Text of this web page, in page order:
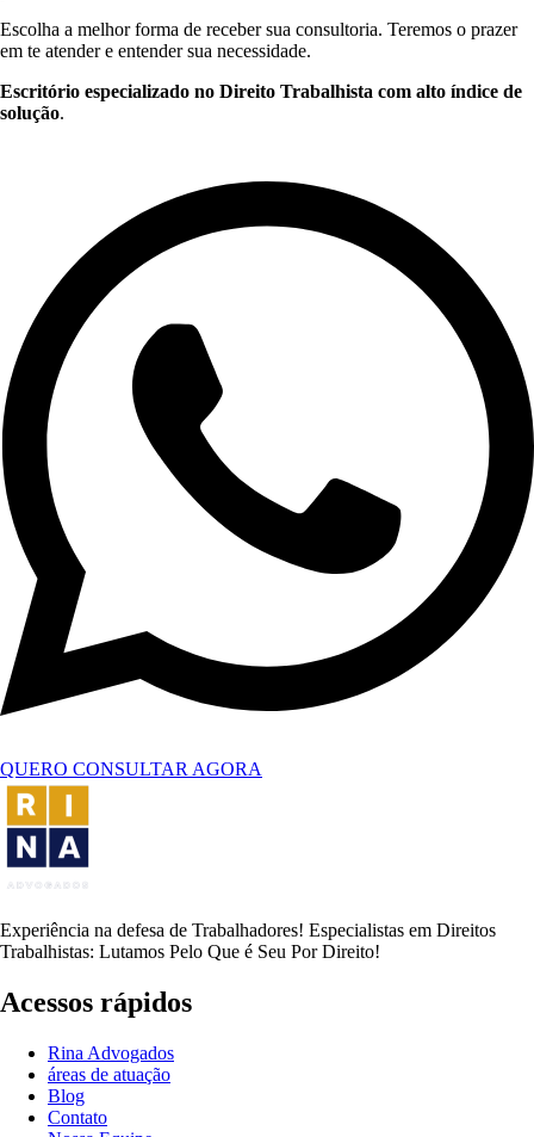
Escolha a melhor forma de receber sua consultoria. Teremos o prazer
em te atender e entender sua necessidade.
Escritório especializado no Direito Trabalhista com alto índice de
solução.
QUERO CONSULTAR AGORA
Experiência na defesa de Trabalhadores! Especialistas em Direitos
Trabalhistas: Lutamos Pelo Que é Seu Por Direito!
Acessos rápidos
Rina Advogados
áreas de atuação
Blog
Contato